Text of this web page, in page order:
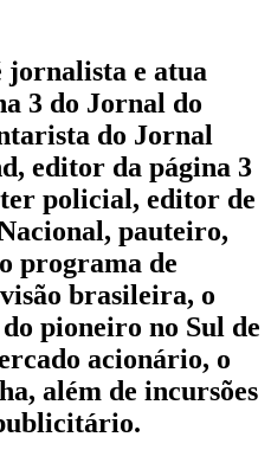
jornalista e atua
3 do Jornal do
do Jornal
editor da página 3
policial, editor de
pauteiro,
programa de
brasileira, o
pioneiro no Sul de
acionário, o
além de incursões